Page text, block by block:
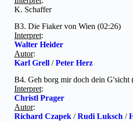
K. Schaffer
B3. Die Fiaker von Wien (02:26)
Interpret:
Walter Heider
Autor:
Karl Grell /Peter Herz
B4. Geh borg mir doch dein G'sicht
Interpret:
Christl Prager
Autor:
Richard Czapek /Rudi Luksch /